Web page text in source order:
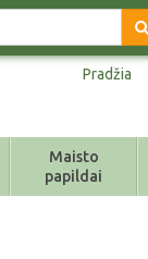
Pradžia
Maisto
papildai